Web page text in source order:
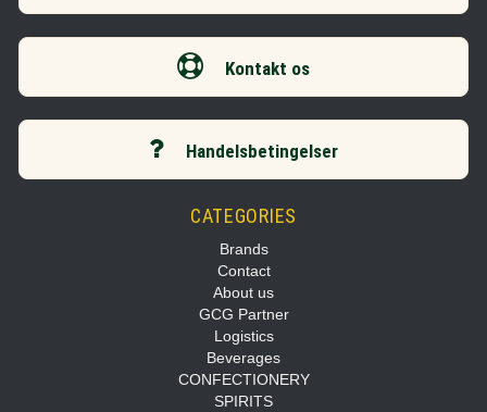
Kontakt os
Handelsbetingelser
CATEGORIES
Brands
Contact
About us
GCG Partner
Logistics
Beverages
CONFECTIONERY
SPIRITS